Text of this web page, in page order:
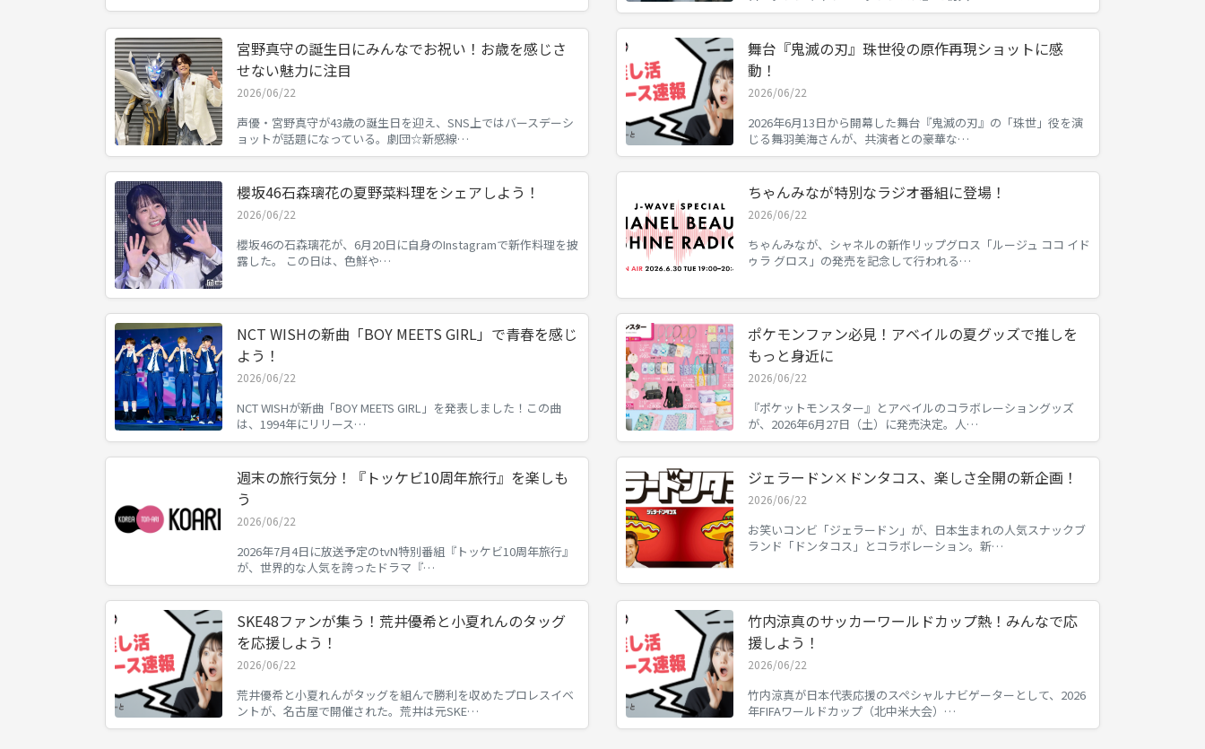
宮野真守の誕生日にみんなでお祝い！お歳を感じさ
せない魅力に注目
2026/06/22
声優・宮野真守が43歳の誕生日を迎え、SNS上ではバースデーシ
ョットが話題になっている。劇団☆新感線…
舞台『鬼滅の刃』珠世役の原作再現ショットに感
動！
2026/06/22
2026年6月13日から開幕した舞台『鬼滅の刃』の「珠世」役を演
じる舞羽美海さんが、共演者との豪華な…
櫻坂46石森璃花の夏野菜料理をシェアしよう！
2026/06/22
櫻坂46の石森璃花が、6月20日に自身のInstagramで新作料理を披
露した。 この日は、色鮮や…
ちゃんみなが特別なラジオ番組に登場！
2026/06/22
ちゃんみなが、シャネルの新作リップグロス「ルージュ ココ イド
ゥラ グロス」の発売を記念して行われる…
NCT WISHの新曲「BOY MEETS GIRL」で青春を感じ
よう！
2026/06/22
NCT WISHが新曲「BOY MEETS GIRL」を発表しました！この曲
は、1994年にリリース…
ポケモンファン必見！アベイルの夏グッズで推しを
もっと身近に
2026/06/22
『ポケットモンスター』とアベイルのコラボレーショングッズ
が、2026年6月27日（土）に発売決定。人…
週末の旅行気分！『トッケビ10周年旅行』を楽しも
う
2026/06/22
2026年7月4日に放送予定のtvN特別番組『トッケビ10周年旅行』
が、世界的な人気を誇ったドラマ『…
ジェラードン×ドンタコス、楽しさ全開の新企画！
2026/06/22
お笑いコンビ「ジェラードン」が、日本生まれの人気スナックブ
ランド「ドンタコス」とコラボレーション。新…
SKE48ファンが集う！荒井優希と小夏れんのタッグ
を応援しよう！
2026/06/22
荒井優希と小夏れんがタッグを組んで勝利を収めたプロレスイベ
ントが、名古屋で開催された。荒井は元SKE…
竹内涼真のサッカーワールドカップ熱！みんなで応
援しよう！
2026/06/22
竹内涼真が日本代表応援のスペシャルナビゲーターとして、2026
年FIFAワールドカップ（北中米大会）…